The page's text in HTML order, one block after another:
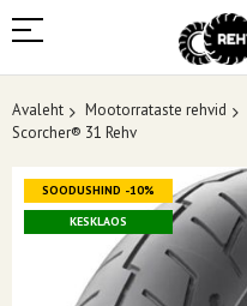
Avaleht Mootorrataste rehvid
Scorcher® 31 Rehv
Skip
the
end
SOODUSHIND -10%
KESKLAOS